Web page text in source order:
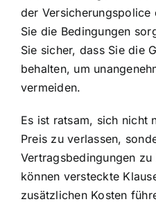
der Versicherungspolice
Sie die Bedingungen
Sie sicher, dass Sie die
behalten, um
vermeiden.
Es ist ratsam, sich nicht
Preis zu verlassen,
Vertragsbedingungen
können versteckte
zusätzlichen Kosten